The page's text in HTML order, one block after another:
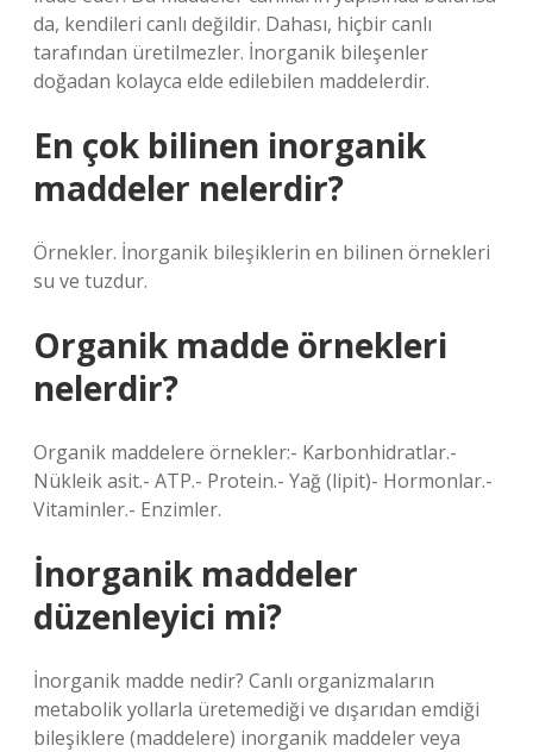
da, kendileri canlı değildir. Dahası, hiçbir canlı
tarafından üretilmezler. İnorganik bileşenler
doğadan kolayca elde edilebilen maddelerdir.
En çok bilinen inorganik
maddeler nelerdir?
Örnekler. İnorganik bileşiklerin en bilinen örnekleri
su ve tuzdur.
Organik madde örnekleri
nelerdir?
Organik maddelere örnekler:- Karbonhidratlar.-
Nükleik asit.- ATP.- Protein.- Yağ (lipit)- Hormonlar.-
Vitaminler.- Enzimler.
İnorganik maddeler
düzenleyici mi?
İnorganik madde nedir? Canlı organizmaların
metabolik yollarla üretemediği ve dışarıdan emdiği
bileşiklere (maddelere) inorganik maddeler veya